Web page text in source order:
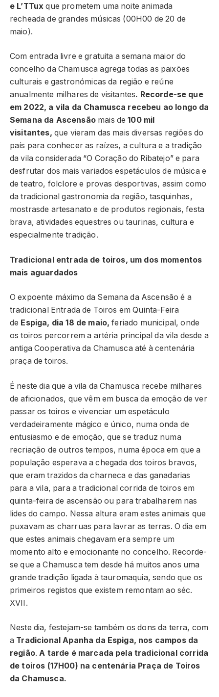
e L’TTux que prometem uma noite animada
recheada de grandes músicas (00H00 de 20 de
maio).
Com entrada livre e gratuita a semana maior do
concelho da Chamusca agrega todas as paixões
culturais e gastronómicas da região e reúne
anualmente milhares de visitantes. Recorde-se que
em 2022, a vila da Chamusca recebeu ao longo da
Semana da Ascensão mais de100 mil
visitantes, que vieram das mais diversas regiões do
país para conhecer as raízes, a cultura e a tradição
da vila considerada “O Coração do Ribatejo” e para
desfrutar dos mais variados espetáculos de música e
de teatro, folclore e provas desportivas, assim como
da tradicional gastronomia da região, tasquinhas,
mostrasde artesanato e de produtos regionais, festa
brava, atividades equestres ou taurinas, cultura e
especialmente tradição.
Tradicional entrada de toiros, um dos momentos
mais aguardados
O expoente máximo da Semana da Ascensão é a
tradicional Entrada de Toiros em Quinta-Feira
de Espiga, dia 18 de maio, feriado municipal, onde
os toiros percorrem a artéria principal da vila desde a
antiga Cooperativa da Chamusca até à centenária
praça de toiros.
É neste dia que a vila da Chamusca recebe milhares
de aficionados, que vêm em busca da emoção de ver
passar os toiros e vivenciar um espetáculo
verdadeiramente mágico e único, numa onda de
entusiasmo e de emoção, que se traduz numa
recriação de outros tempos, numa época em que a
população esperava a chegada dos toiros bravos,
que eram trazidos da charneca e das ganadarias
para a vila, para a tradicional corrida de toiros em
quinta-feira de ascensão ou para trabalharem nas
lides do campo. Nessa altura eram estes animais que
puxavam as charruas para lavrar as terras. O dia em
que estes animais chegavam era sempre um
momento alto e emocionante no concelho. Recorde-
se que a Chamusca tem desde há muitos anos uma
grande tradição ligada à tauromaquia, sendo que os
primeiros registos que existem remontam ao séc.
XVII.
Neste dia, festejam-se também os dons da terra, com
a Tradicional Apanha da Espiga, nos campos da
região.A tarde é marcada pela tradicional corrida
de toiros (17H00) na centenária Praça de Toiros
da Chamusca.